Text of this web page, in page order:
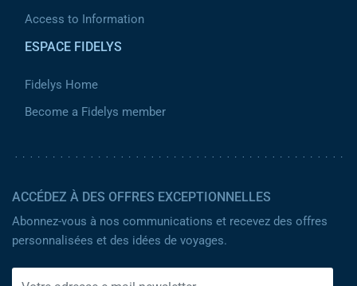
Access to Information
ESPACE FIDELYS
Fidelys Home
Become a Fidelys member
ACCÉDEZ À DES OFFRES EXCEPTIONNELLES
Abonnez-vous à nos communications et recevez des offres
personnalisées et des idées de voyages.